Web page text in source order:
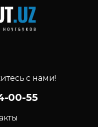
с нами!
00-55